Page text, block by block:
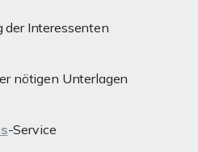
der Interessenten
nötigen Unterlagen
-Service